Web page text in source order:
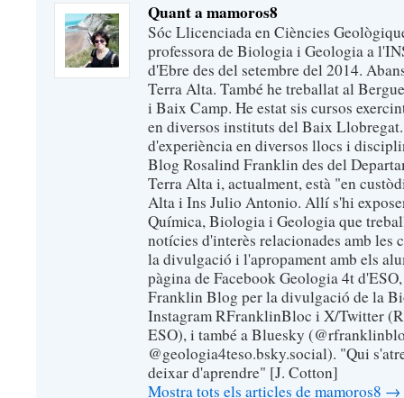
Quant a mamoros8
Sóc Llicenciada en Ciències
professora de Biologia i Geologia a
d'Ebre des del setembre del 2014.
Terra Alta. També he treballat al
i Baix Camp. He estat sis cursos
en diversos instituts del Baix
d'experiència en diversos llocs i
Blog Rosalind Franklin des del
Terra Alta i, actualment, està "en
Alta i Ins Julio Antonio. Allí s'hi
Química, Biologia i Geologia que
notícies d'interès relacionades amb les
la divulgació i l'apropament amb els
pàgina de Facebook Geologia 4t
Franklin Blog per la divulgació de la
Instagram RFranklinBloc i X/Twitter
ESO), i també a Bluesky
@geologia4teso.bsky.social). "Qui
deixar d'aprendre" [J. Cotton]
Mostra tots els articles de mamoros8 →